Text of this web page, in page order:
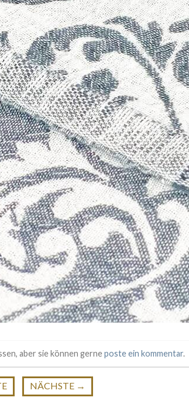
aber sie können gerneposte ein kommentar.
NÄCHSTE →